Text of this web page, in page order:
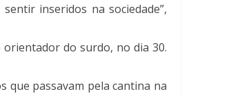
inseridos na sociedade”,
do surdo, no dia 30.
que passavam pela cantina na